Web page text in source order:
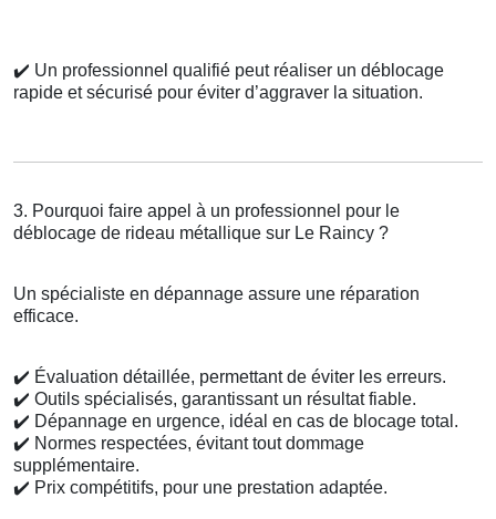
✔️ Un professionnel qualifié peut réaliser un déblocage
rapide et sécurisé pour éviter d’aggraver la situation.
3. Pourquoi faire appel à un professionnel pour le
déblocage de rideau métallique sur Le Raincy ?
Un spécialiste en dépannage assure une réparation
efficace.
✔️ Évaluation détaillée, permettant de éviter les erreurs.
✔️ Outils spécialisés, garantissant un résultat fiable.
✔️ Dépannage en urgence, idéal en cas de blocage total.
✔️ Normes respectées, évitant tout dommage
supplémentaire.
✔️ Prix compétitifs, pour une prestation adaptée.